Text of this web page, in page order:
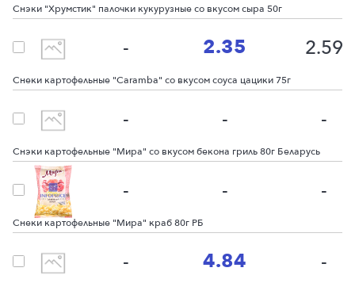
Снэки "Хрумстик" палочки кукурузные со вкусом сыра 50г
Снеки картофельные "Сaramba" со вкусом соуса цацики 75г
Снэки картофельные "Мира" со вкусом бекона гриль 80г Беларусь
Снеки картофельные "Мира" краб 80г РБ
-
-
-
-
2.35
-
-
4.84
2.59
-
-
-